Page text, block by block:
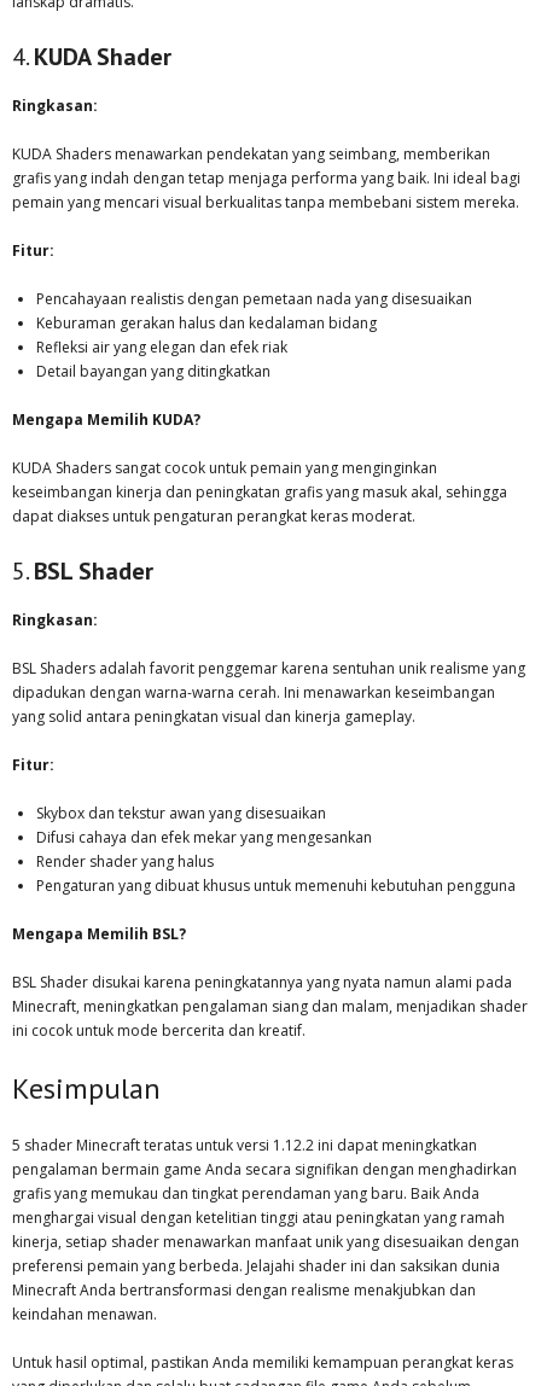
4.KUDA Shader
Ringkasan:
KUDA Shaders menawarkan pendekatan yang seimbang, memberikan
grafis yang indah dengan tetap menjaga performa yang baik. Ini ideal bagi
pemain yang mencari visual berkualitas tanpa membebani sistem mereka.
Fitur:
Pencahayaan realistis dengan pemetaan nada yang disesuaikan
Keburaman gerakan halus dan kedalaman bidang
Refleksi air yang elegan dan efek riak
Detail bayangan yang ditingkatkan
Mengapa Memilih KUDA?
KUDA Shaders sangat cocok untuk pemain yang menginginkan
keseimbangan kinerja dan peningkatan grafis yang masuk akal, sehingga
dapat diakses untuk pengaturan perangkat keras moderat.
5.BSL Shader
Ringkasan:
BSL Shaders adalah favorit penggemar karena sentuhan unik realisme yang
dipadukan dengan warna-warna cerah. Ini menawarkan keseimbangan
yang solid antara peningkatan visual dan kinerja gameplay.
Fitur:
Skybox dan tekstur awan yang disesuaikan
Difusi cahaya dan efek mekar yang mengesankan
Render shader yang halus
Pengaturan yang dibuat khusus untuk memenuhi kebutuhan pengguna
Mengapa Memilih BSL?
BSL Shader disukai karena peningkatannya yang nyata namun alami pada
Minecraft, meningkatkan pengalaman siang dan malam, menjadikan shader
ini cocok untuk mode bercerita dan kreatif.
Kesimpulan
5 shader Minecraft teratas untuk versi 1.12.2 ini dapat meningkatkan
pengalaman bermain game Anda secara signifikan dengan menghadirkan
grafis yang memukau dan tingkat perendaman yang baru. Baik Anda
menghargai visual dengan ketelitian tinggi atau peningkatan yang ramah
kinerja, setiap shader menawarkan manfaat unik yang disesuaikan dengan
preferensi pemain yang berbeda. Jelajahi shader ini dan saksikan dunia
Minecraft Anda bertransformasi dengan realisme menakjubkan dan
keindahan menawan.
Untuk hasil optimal, pastikan Anda memiliki kemampuan perangkat keras